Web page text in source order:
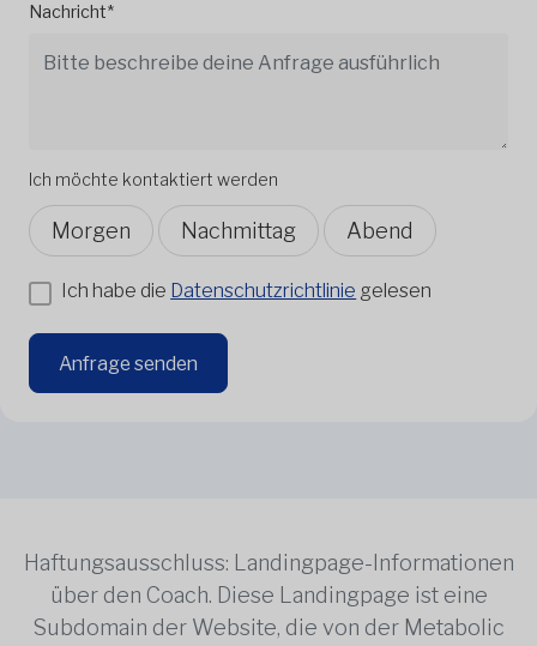
Nachricht*
Ich möchte kontaktiert werden
Morgen Nachmittag Abend
Ich habe die Datenschutzrichtlinie gelesen
Anfrage senden
Haftungsausschluss: Landingpage-Informationen
über den Coach. Diese Landingpage ist eine
Subdomain der Website, die von der Metabolic